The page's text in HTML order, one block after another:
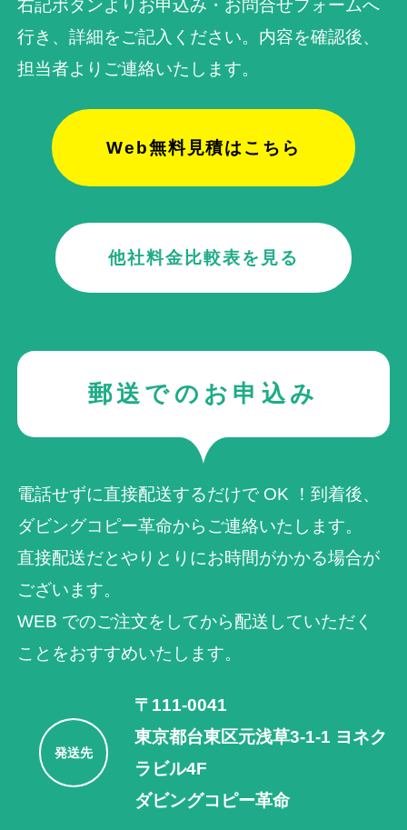
右記ボタンよりお申込み・お問合せフォームへ
行き、詳細をご記入ください。内容を確認後、
担当者よりご連絡いたします。
Web無料見積はこちら
他社料金比較表を見る
郵送でのお申込み
電話せずに直接配送するだけで OK ！到着後、
ダビングコピー革命からご連絡いたします。
直接配送だとやりとりにお時間がかかる場合が
ございます。
WEB でのご注⽂をしてから配送していただく
ことをおすすめいたします。
発送先
〒111-0041
東京都台東区元浅草3-1-1 ヨネク
ラビル4F
ダビングコピー革命